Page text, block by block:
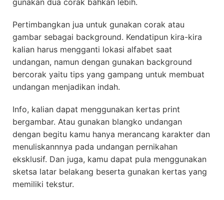
Pertimbangkan jua untuk gunakan corak atau
gambar sebagai background. Kendatipun kira-kira
kalian harus mengganti lokasi alfabet saat
undangan, namun dengan gunakan background
bercorak yaitu tips yang gampang untuk membuat
undangan menjadikan indah.
Info, kalian dapat menggunakan kertas print
bergambar. Atau gunakan blangko undangan
dengan begitu kamu hanya merancang karakter dan
menuliskannnya pada undangan pernikahan
eksklusif. Dan juga, kamu dapat pula menggunakan
sketsa latar belakang beserta gunakan kertas yang
memiliki tekstur.